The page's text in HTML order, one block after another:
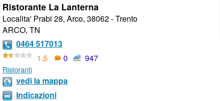
Ristorante La Lanterna
Localita' Prabi 28, Arco, 38062 - Trento
ARCO, TN
0464 517013
1.5
0 947
Ristoranti
vedi la mappa
Indicazioni